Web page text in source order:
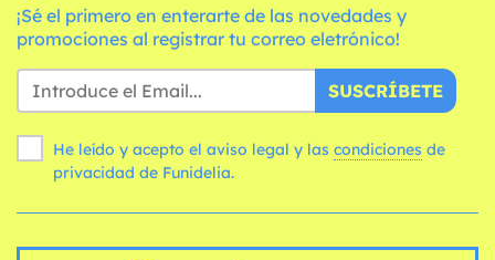
¡Sé el primero en enterarte de las novedades y
promociones al registrar tu correo eletrónico!
SUSCRÍBETE
He leído y acepto el aviso legal y las condiciones
privacidad de Funidelia.